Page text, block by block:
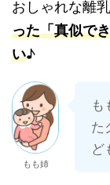
おしゃれな離
った「真似で
い♪
もも姉
も
た
ど